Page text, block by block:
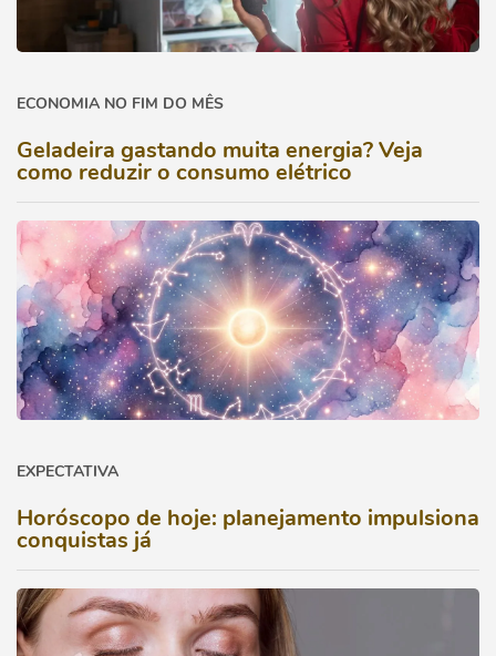
ECONOMIA NO FIM DO MÊS
Geladeira gastando muita energia? Veja
como reduzir o consumo elétrico
EXPECTATIVA
Horóscopo de hoje: planejamento impulsiona
conquistas já